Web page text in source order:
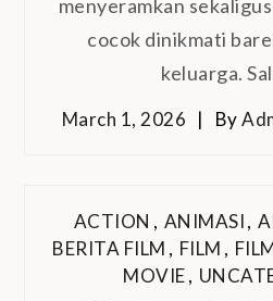
menyeramkan
cocok dinikmati
keluarga.
March 1, 2026 By
ACTION , ANIMASI,
BERITA FILM , FILM ,
MOVIE,